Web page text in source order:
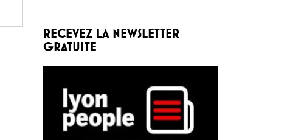
RECEVEZ LA NEWSLETTER
GRATUITE